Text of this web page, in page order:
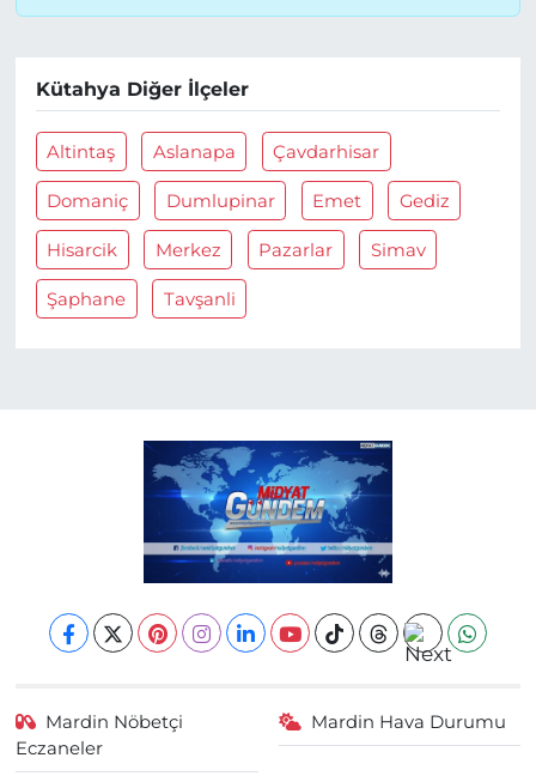
Kütahya Diğer İlçeler
Altintaş Aslanapa Çavdarhisar
Domaniç Dumlupinar Emet Gediz
Hisarcik Merkez Pazarlar Simav
Şaphane Tavşanli
Mardin Nöbetçi
Eczaneler
Mardin Hava Durumu